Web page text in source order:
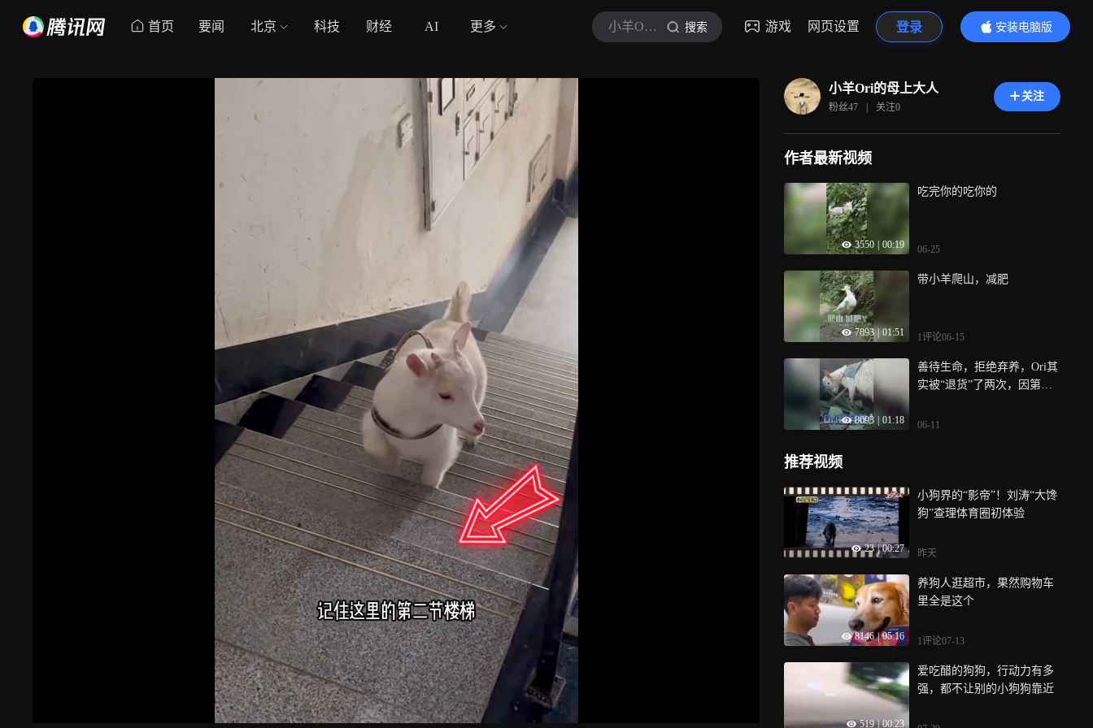
首页 要闻 北京 科技 财经 AI 更多 小羊Ori的母上大人 搜索 游戏 网页设置 登录
安装电脑版
内容更精彩
小羊Ori的母上大人
粉丝47 | 关注0
关注
作者最新视频
3550 00:19
吃完你的吃你的
06-25
7893 01:51
带小羊爬山，减肥
1评论06-15
8093 01:18
善待生命，拒绝弃养，Ori其
实被“退货”了两次，因第一
表现在视频里，第二次又被
有了这一系列有趣的故事，
然而，城市养羊绝非易事，
顾她，她也完全改变了我的
06-11
推荐视频
23 | 00:27
小狗界的“影帝”！刘涛“大馋
狗”查理体育圈初体验
昨天
8146 | 05:16
养狗人逛超市，果然购物车
里全是这个
1评论07-13
519 | 00:23
爱吃醋的狗狗，行动力有多
强，都不让别的小狗狗靠近